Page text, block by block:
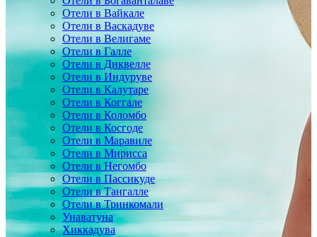
Отели в Вайкале
Отели в Васкадуве
Отели в Велигаме
Отели в Галле
Отели в Диквелле
Отели в Индуруве
Отели в Калутаре
Отели в Коггале
Отели в Коломбо
Отели в Косгоде
Отели в Маравиле
Отели в Мирисса
Отели в Негомбо
Отели в Пассикуде
Отели в Тангалле
Отели в Тринкомали
Унаватуна
Хиккадува